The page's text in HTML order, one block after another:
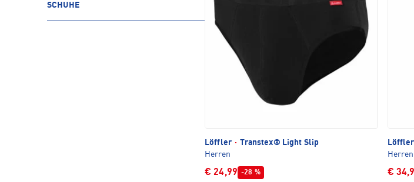
SCHUHE
Löffler · Transtex® Light Slip
Herren
€ 24,99 -28 %
Löffler
Herren
€